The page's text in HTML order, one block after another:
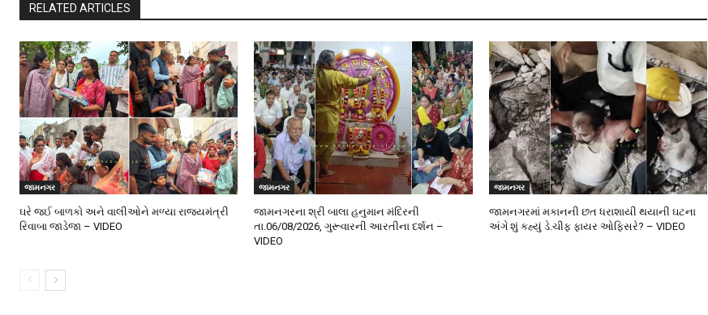
RELATED ARTICLES
જામનગર
ઘરે જઈ બાળકો અને વાલીઓને મળ્યા રાજ્યમંત્રી
રિવાબા જાડેજા – VIDEO
જામનગર
જામનગરના શ્રી બાલા હનુમાન મંદિરની
તા.06/08/2026, ગુરૂવારની આરતીના દર્શન –
VIDEO
જામનગર
જામનગરમાં મકાનની છત ધરાશાયી થયાની ઘટના
અંગે શું કહ્યું ડે.ચીફ ફાયર ઓફિસરે? – VIDEO